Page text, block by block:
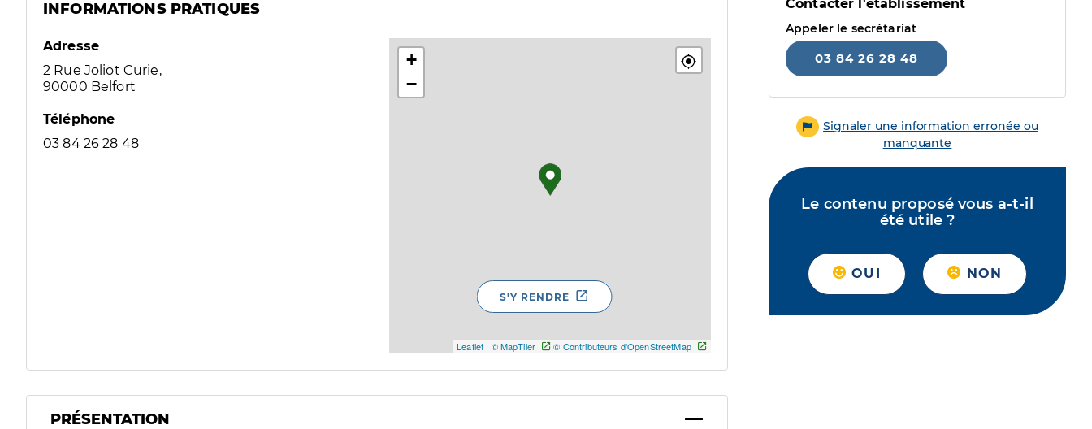
INFORMATIONS PRATIQUES
Adresse
2 Rue Joliot Curie,
90000 Belfort
Téléphone
03 84 26 28 48
+
−
Leaflet | © MapTiler © Contributeurs d'OpenStreetMap
S'Y RENDRE
PRÉSENTATION
Contacter l'établissement
Appeler le secrétariat
03 84 26 28 48
Signaler une information erronée ou
manquante
Le contenu proposé vous a-t-il
été utile ?
OUI NON